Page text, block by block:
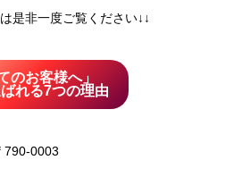
是非一度ご覧ください↓↓
のお客様へ」
れる7つの理由
790-0003